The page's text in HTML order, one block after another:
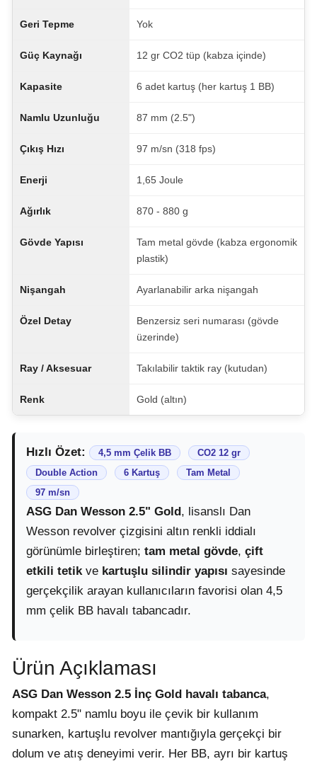
Geri Tepme Yok
Güç Kaynağı 12 gr CO2 tüp (kabza içinde)
Kapasite 6 adet kartuş (her kartuş 1 BB)
Namlu Uzunluğu 87 mm (2.5")
Çıkış Hızı 97 m/sn (318 fps)
Enerji 1,65 Joule
Ağırlık 870 - 880 g
Gövde Yapısı
Tam metal gövde (kabza ergonomik
plastik)
Nişangah Ayarlanabilir arka nişangah
Özel Detay
Benzersiz seri numarası (gövde
üzerinde)
Ray / Aksesuar Takılabilir taktik ray (kutudan)
Renk Gold (altın)
Hızlı Özet: 4,5 mm Çelik BB
CO2 12 gr
Double Action
6 Kartuş
Tam Metal
97 m/sn
ASG Dan Wesson 2.5" Gold , lisanslı Dan
Wesson revolver çizgisini altın renkli iddialı
görünümle birleştiren; tam metal gövde, çift
etkili tetikve kartuşlu silindir yapısı sayesinde
gerçekçilik arayan kullanıcıların favorisi olan 4,5
mm çelik BB havalı tabancadır.
Ürün Açıklaması
ASG Dan Wesson 2.5 İnç Gold havalı tabanca,
kompakt 2.5" namlu boyu ile çevik bir kullanım
sunarken, kartuşlu revolver mantığıyla gerçekçi bir
dolum ve atış deneyimi verir. Her BB, ayrı bir kartuş